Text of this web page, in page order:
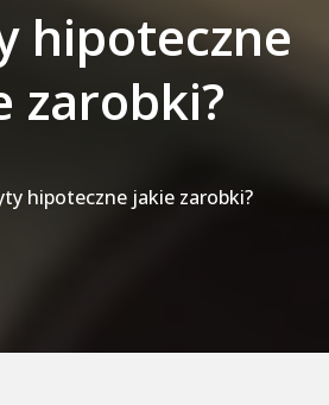
hipoteczne
zarobki?
hipoteczne jakie zarobki?